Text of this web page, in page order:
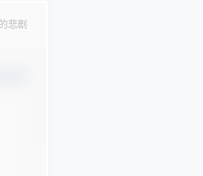
悲剧